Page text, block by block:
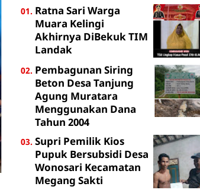
Ratna Sari Warga
Muara Kelingi
Akhirnya DiBekuk TIM
Landak
Pembagunan Siring
Beton Desa Tanjung
Agung Muratara
Menggunakan Dana
Tahun 2004
Supri Pemilik Kios
Pupuk Bersubsidi Desa
Wonosari Kecamatan
Megang Sakti